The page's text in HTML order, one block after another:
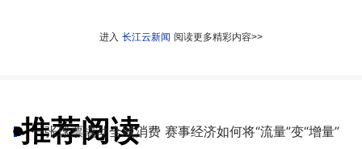
进入 长江云新闻 阅读更多精彩内容>>
推荐阅读
● 一张球票撬动全城消费 赛事经济如何将“流量”变“增量”